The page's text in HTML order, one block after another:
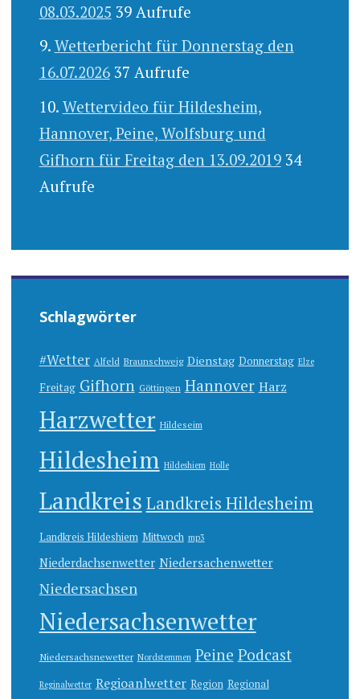
08.03.2025 39 Aufrufe
Wetterbericht für Donnerstag den
16.07.2026 37 Aufrufe
Wettervideo für Hildesheim,
Hannover, Peine, Wolfsburg und
Gifhorn für Freitag den 13.09.2019 34
Aufrufe
Schlagwörter
#Wetter Alfeld Braunschweig Dienstag Donnerstag Elze
Freitag Gifhorn Göttingen Hannover Harz
Harzwetter Hildeseim
Hildesheim Hildeshiem Holle
Landkreis Landkreis Hildesheim
Landkreis Hildeshiem Mittwoch mp3
Niederdachsenwetter Niedersachenwetter
Niedersachsen
Niedersachsenwetter
Niedersachsnewetter Nordstemmen Peine Podcast
Reginalwetter Regioanlwetter Region Regional